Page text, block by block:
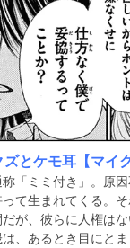
ズとケモ耳【マイ
称「ミミ付き」。原
って生まれてくる。
だが、彼らに人権は
は、あるとき目にと